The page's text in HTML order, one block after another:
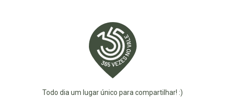
Todo dia um lugar único para compartilhar! :)